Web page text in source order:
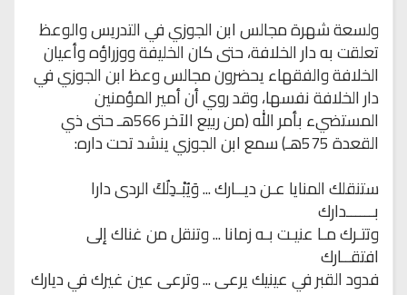
ولسعة شهرة مجالس ابن الجوزي في التدريس والوعظ
تعلقت به دار الخلافة، حتى كان الخليفة ووزراؤه وأعيان
الخلافة والفقهاء يحضرون مجالس وعظ ابن الجوزي في
دار الخلافة نفسها، وقد روي أن أمير المؤمنين
المستضيء بأمر الله (من ربيع الآخر 566هـ حتى ذي
القعدة 575هـ) سمع ابن الجوزي ينشد تحت داره:
ستنقلك المنايا عـن ديــارك ... وَيُبْـدِلُكَ الردى دارا
بــــــدارك
وتتـرك مـا عنيـت بـه زمانا ... وتنقل من غناك إلى
افتقــارك
فدود القبر في عينيك يرعى ... وترعى عين غيرك في ديارك